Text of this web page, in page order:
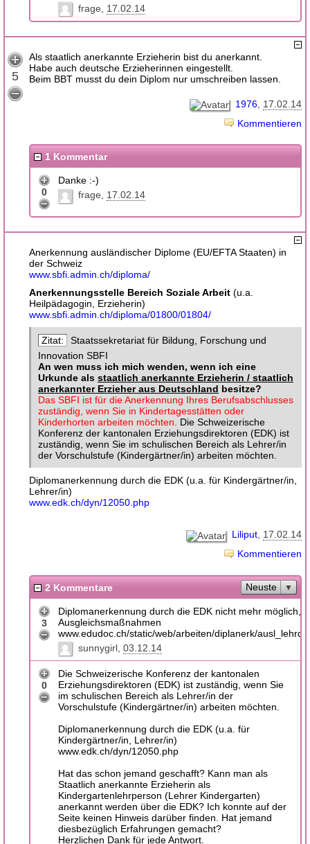
frage
17.02.14
5
Als staatlich anerkannte Erzieherin bist du anerkannt.
Habe auch deutsche Erzieherinnen eingestellt.
Beim BBT musst du dein Diplom nur umschreiben lassen.
1976 17.02.14
Kommentieren
1 Kommentar
0
Danke :-)
frage
17.02.14
Anerkennung ausländischer Diplome (EU/EFTA Staaten) in
der Schweiz
www.sbfi.admin.ch/diploma/
Anerkennungsstelle Bereich Soziale Arbeit (u.a.
Heilpädagogin, Erzieherin)
www.sbfi.admin.ch/diploma/01800/01804/
Staatssekretariat für Bildung, Forschung und
Innovation SBFI
An wen muss ich mich wenden, wenn ich eine
Urkunde als staatlich anerkannte Erzieherin / staatlich
anerkannter Erzieher aus Deutschland besitze?
Das SBFI ist für die Anerkennung Ihres Berufsabschlusses
zuständig, wenn Sie in Kindertagesstätten oder
Kinderhorten arbeiten möchten. Die Schweizerische
Konferenz der kantonalen Erziehungsdirektoren (EDK) ist
zuständig, wenn Sie im schulischen Bereich als Lehrer/in
der Vorschulstufe (Kindergärtner/in) arbeiten möchten.
Diplomanerkennung durch die EDK (u.a. für Kindergärtner/in,
Lehrer/in)
www.edk.ch/dyn/12050.php
Liliput 17.02.14
Kommentieren
2 Kommentare Neuste
3
Diplomanerkennung durch die EDK nicht mehr möglich,
Ausgleichsmaßnahmen
www.edudoc.ch/static/web/arbeiten/diplanerk/
sunnygirl 03.12.14
0
Die Schweizerische Konferenz der kantonalen
Erziehungsdirektoren (EDK) ist zuständig, wenn Sie
im schulischen Bereich als Lehrer/in der
Vorschulstufe (Kindergärtner/in) arbeiten möchten.
Diplomanerkennung durch die EDK (u.a. für
Kindergärtner/in, Lehrer/in)
www.edk.ch/dyn/12050.php
Hat das schon jemand geschafft? Kann man als
Staatlich anerkannte Erzieherin als
Kindergartenlehrperson (Lehrer Kindergarten)
anerkannt werden über die EDK? Ich konnte auf der
Seite keinen Hinweis darüber finden. Hat jemand
diesbezüglich Erfahrungen gemacht?
Herzlichen Dank für jede Antwort.